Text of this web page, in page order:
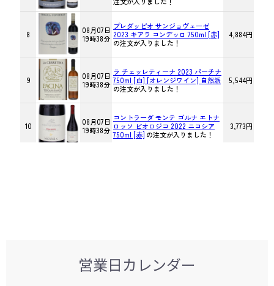
営業日カレンダー